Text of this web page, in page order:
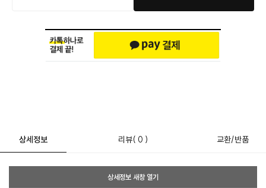
상세정보 리뷰( 0 ) 교환/반품
상세정보 새창 열기